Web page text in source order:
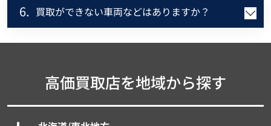
6. 買取ができない車両などはありますか？
高価買取店を地域から探す